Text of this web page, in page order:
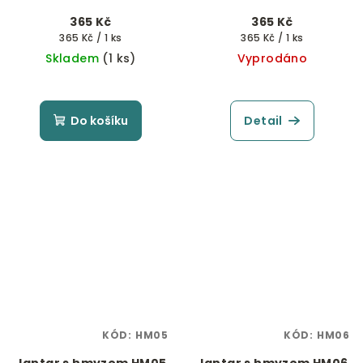
365 Kč
Měrná
cena:
365 Kč / 1 ks
Skladem (1 ks)
Do košíku
365 Kč
Měrná
cena:
365 Kč / 1 ks
Vyprodáno
Detail
KÓD: HM05 KÓD: HM06